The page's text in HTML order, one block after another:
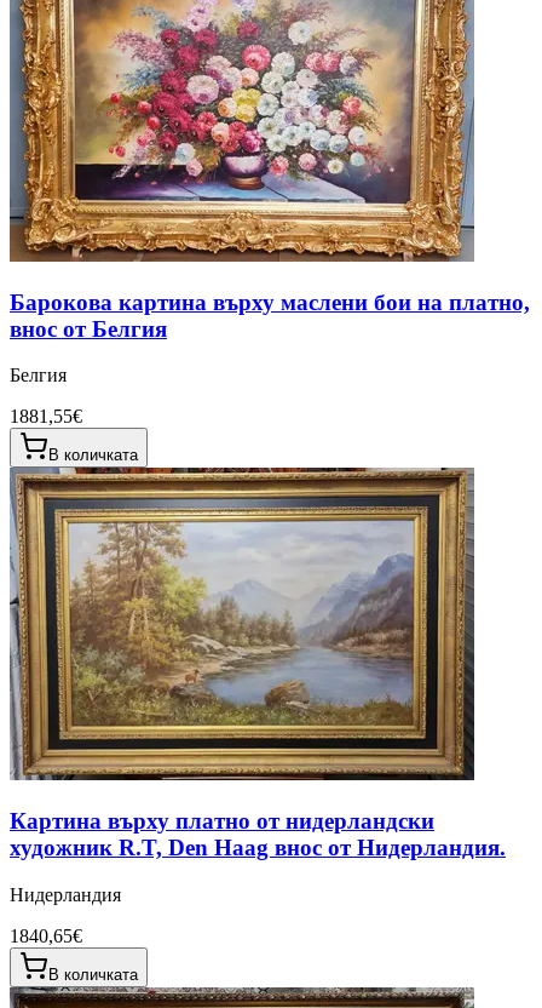
Барокова картина върху маслени бои на платно,
внос от Белгия
Белгия
1881,55€
В количката
Картина върху платно от нидерландски
художник R.T, Den Haag внос от Нидерландия.
Нидерландия
1840,65€
В количката